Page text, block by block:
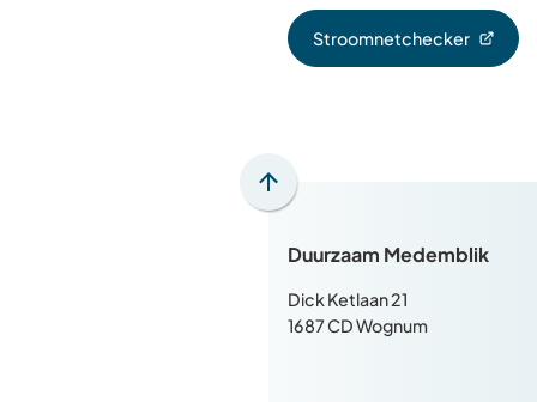
Stroomnetchecker
(Verwijst
Scroll
boven
het
Duurzaam Medemblik
Dick Ketlaan 21
1687 CD Wognum